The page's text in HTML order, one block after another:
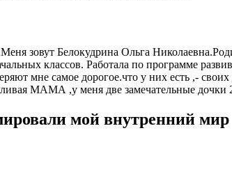
зовут Белокудрина Ольга
классов. Работала по программе
мне самое дорогое.что у них есть ,-
МАМА ,у меня две замечательные дочки
мой внутренний мир